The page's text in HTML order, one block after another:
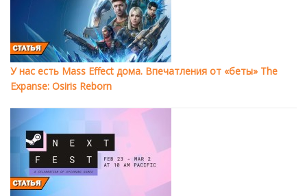
У нас есть Mass Effect дома. Впечатления от «беты» The
Expanse: Osiris Reborn